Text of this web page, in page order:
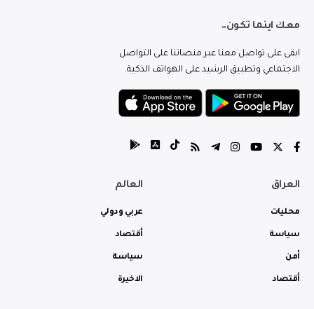
معك اينما تكون..
ابقى على تواصل معنا عبر منصاتنا على التواصل
الاجتماعي وتطبيق الرشيد على الهواتف الذكية.
العراق
محليات
سياسة
أمن
أقتصاد
العالم
عربي ودولي
أقتصاد
سياسة
الاخيرة